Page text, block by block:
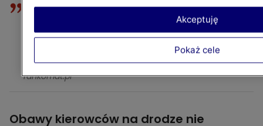
Ponieważ to, czego doświadczyli kierowcy,
to jest najczęściej zwykła szkoda
parkingowa. Aż 43% kierowców spotkało się
z nieprzyjemną niespodzianką na parkingu.
Grzegorz Demczyszak
rankomat.pl
Obawy kierowców na drodze nie
Pokaż cele
Akceptuję